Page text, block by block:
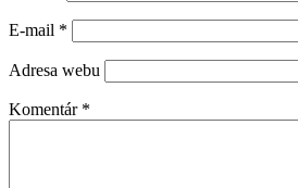
E-mail *
Adresa webu
Komentár *